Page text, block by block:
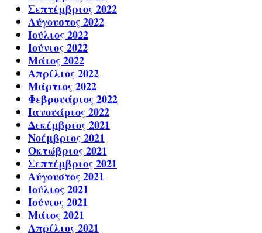
Σεπτέμβριος 2022
Αύγουστος 2022
Ιούλιος 2022
Ιούνιος 2022
Μάιος 2022
Απρίλιος 2022
Μάρτιος 2022
Φεβρουάριος 2022
Ιανουάριος 2022
Δεκέμβριος 2021
Νοέμβριος 2021
Οκτώβριος 2021
Σεπτέμβριος 2021
Αύγουστος 2021
Ιούλιος 2021
Ιούνιος 2021
Μάιος 2021
Απρίλιος 2021